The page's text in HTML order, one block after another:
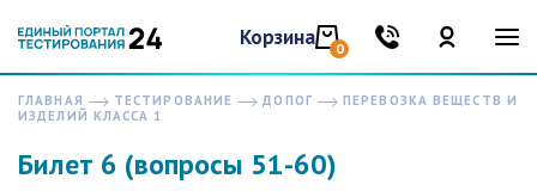
Корзина 0
ГЛАВНАЯ ТЕСТИРОВАНИЕ ДОПОГ
ПЕРЕВОЗКА ВЕЩЕСТВ И
ИЗДЕЛИЙ КЛАССА 1
Билет 6 (вопросы 51-60)